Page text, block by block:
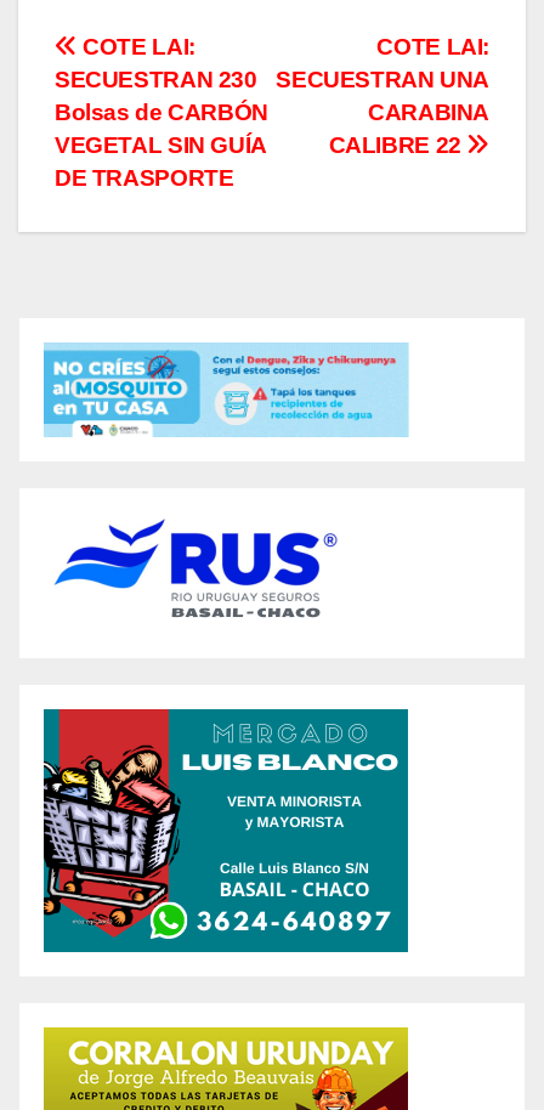
Navegación
de
entradas
COTE LAI:
SECUESTRAN UNA
CARABINA
CALIBRE 22
COTE LAI:
SECUESTRAN 230
Bolsas de CARBÓN
VEGETAL SIN GUÍA
DE TRASPORTE